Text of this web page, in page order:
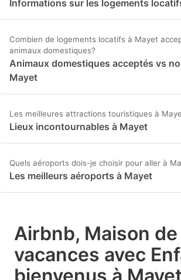
Informations sur les logements
Combien de logements locatifs à Mayet
animaux domestiques?
Animaux domestiques acceptés vs
Mayet
Les meilleures attractions touristiques à
Lieux incontournables à Mayet
Quels aéroports dois-je choisir pour aller à
Les meilleurs aéroports à Mayet
Airbnb, Maison de
vacances avec